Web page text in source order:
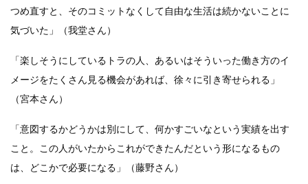
つめ直すと、そのコミットなくして自由な生活は続かないことに
気づいた」（我堂さん）
「楽しそうにしているトラの人、あるいはそういった働き方のイ
メージをたくさん見る機会があれば、徐々に引き寄せられる」
（宮本さん）
「意図するかどうかは別にして、何かすごいなという実績を出す
こと。この人がいたからこれができたんだという形になるもの
は、どこかで必要になる」（藤野さん）